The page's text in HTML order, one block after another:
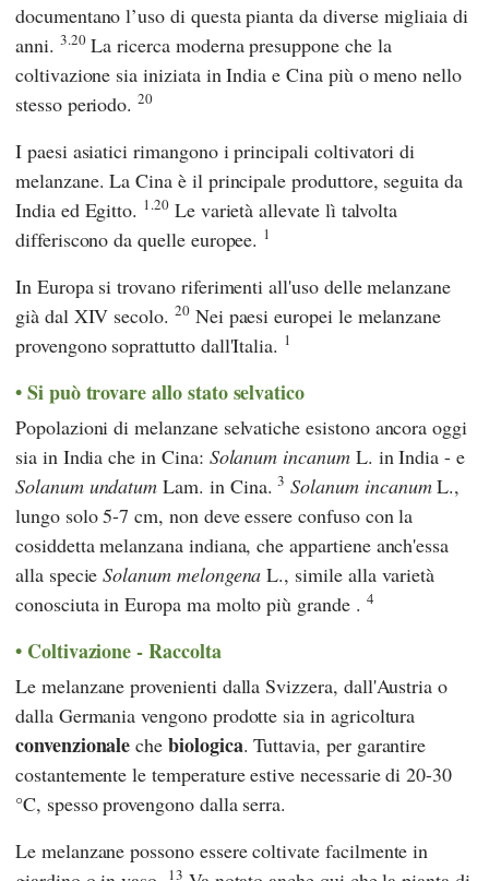
documentano l’uso di questa pianta da diverse migliaia di
anni. 3.20La ricerca moderna presuppone che la
coltivazione sia iniziata in India e Cina più o meno nello
stesso periodo.20
I paesi asiatici rimangono i principali coltivatori di
melanzane. La Cina è il principale produttore, seguita da
India ed Egitto. 1.20Le varietà allevate lì talvolta
differiscono da quelle europee. 1
In Europa si trovano riferimenti all'uso delle melanzane
già dal XIV secolo. 20Nei paesi europei le melanzane
provengono soprattutto dall'Italia. 1
Si può trovare allo stato selvatico
Popolazioni di melanzane selvatiche esistono ancora oggi
sia in India che in Cina: Solanum incanumL. in India - e
Solanum undatum Lam. in Cina.3 Solanum incanumL.,
lungo solo 5-7 cm, non deve essere confuso con la
cosiddetta melanzana indiana, che appartiene anch'essa
alla specieSolanum melongena L., simile alla varietà
conosciuta in Europa ma molto più grande . 4
Coltivazione - Raccolta
Le melanzane provenienti dalla Svizzera, dall'Austria o
dalla Germania vengono prodotte sia in agricoltura
convenzionale chebiologica. Tuttavia, per garantire
costantemente le temperature estive necessarie di 20-30
°C, spesso provengono dalla serra.
Le melanzane possono essere coltivate facilmente in
13